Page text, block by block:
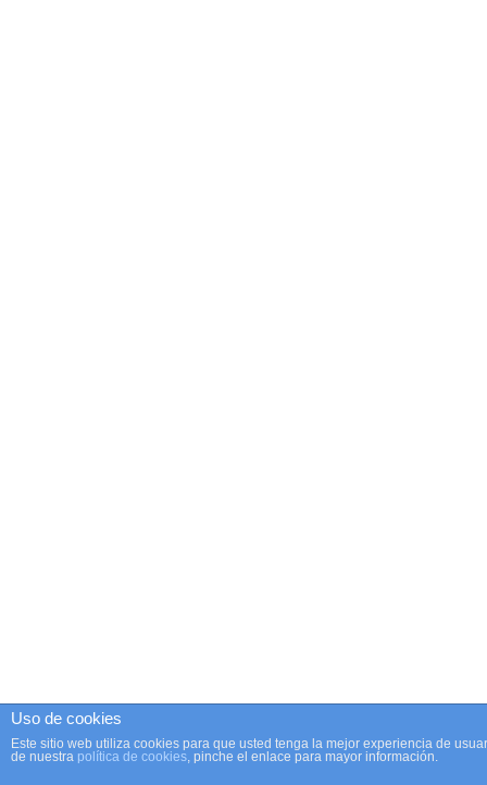
Uso de cookies
Este sitio web utiliza cookies para que usted tenga la mejor experiencia de
de nuestra política de cookies, pinche el enlace para mayor información.